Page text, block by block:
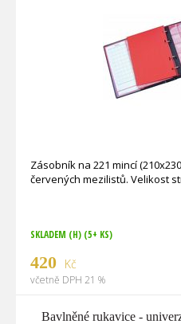
Zásobník na 221 mincí
červených mezilistů. Velikost
SKLADEM (H) (5+ KS)
420 Kč
včetně DPH 21 %
Bavlněné rukavice -